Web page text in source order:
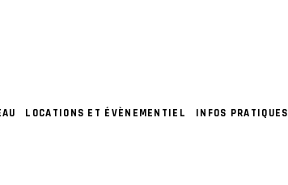
LOCATIONS ET ÉVÈNEMENTIEL INFOS PRATIQUES